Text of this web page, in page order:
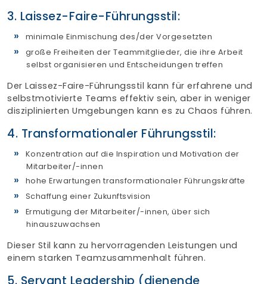
3. Laissez-Faire-Führungsstil:
minimale Einmischung des/der Vorgesetzten
große Freiheiten der Teammitglieder, die ihre Arbeit
selbst organisieren und Entscheidungen treffen
Der Laissez-Faire-Führungsstil kann für erfahrene und
selbstmotivierte Teams effektiv sein, aber in weniger
disziplinierten Umgebungen kann es zu Chaos führen.
4. Transformationaler Führungsstil:
Konzentration auf die Inspiration und Motivation der
Mitarbeiter/-innen
hohe Erwartungen transformationaler Führungskräfte
Schaffung einer Zukunftsvision
Ermutigung der Mitarbeiter/-innen, über sich
hinauszuwachsen
Dieser Stil kann zu hervorragenden Leistungen und
einem starken Teamzusammenhalt führen.
5. Servant Leadership (dienende